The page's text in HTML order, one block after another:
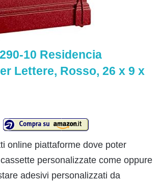
10 Residencia
Lettere, Rosso, 26 x 9 x
online piattaforme dove poter
personalizzate come oppure
adesivi personalizzati da